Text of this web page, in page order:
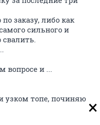
заказу, либо как
сильного и
свалить.
вопросе и ...
узком топе, починяю